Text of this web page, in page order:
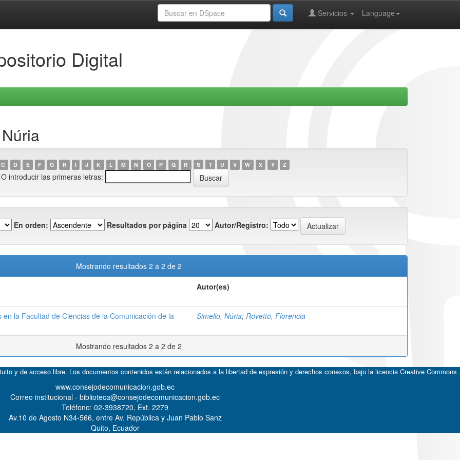
Language
Servicios
Digital
C D E F G H I J K L M N O P Q R S T U V W X Y Z
O introducir las primeras letras:
En orden: Resultados por página Autor/Registro:
Mostrando resultados 2 a 2 de 2
Autor(es)
la Facultad de Ciencias de la Comunicación de la
Simelio, Núria; Rovetto, Florencia
Mostrando resultados 2 a 2 de 2
y de acceso libre. Los documentos contenidos están relacionados a la libertad de expresión y derechos conexos, bajo la licencia Creative Commons
www.consejodecomunicacion.gob.ec
Correo institucional - biblioteca@consejodecomunicacion.gob.ec
Teléfono: 02-3938720, Ext. 2279
Av.10 de Agosto N34-566, entre Av. República y Juan Pablo Sanz
Quito, Ecuador